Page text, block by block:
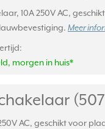
10A 250V AC,
Meer
morgen in huis*
AC, geschikt voor